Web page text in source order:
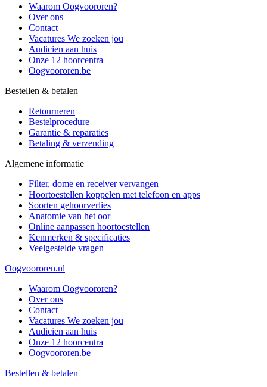
Waarom Oogvoororen?
Over ons
Contact
Vacatures We zoeken jou
Audicien aan huis
Onze 12 hoorcentra
Oogvoororen.be
Bestellen & betalen
Retourneren
Bestelprocedure
Garantie & reparaties
Betaling & verzending
Algemene informatie
Filter, dome en receiver vervangen
Hoortoestellen koppelen met telefoon en apps
Soorten gehoorverlies
Anatomie van het oor
Online aanpassen hoortoestellen
Kenmerken & specificaties
Veelgestelde vragen
Oogvoororen.nl
Waarom Oogvoororen?
Over ons
Contact
Vacatures We zoeken jou
Audicien aan huis
Onze 12 hoorcentra
Oogvoororen.be
Bestellen & betalen